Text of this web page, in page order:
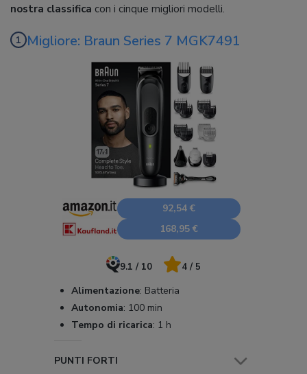
nostra classifica con i cinque migliori modelli.
Migliore: Braun Series 7 MGK7491
92,54 €
168,95 €
9.1 / 10 4 / 5
Alimentazione: Batteria
Autonomia: 100 min
Tempo di ricarica: 1 h
PUNTI FORTI